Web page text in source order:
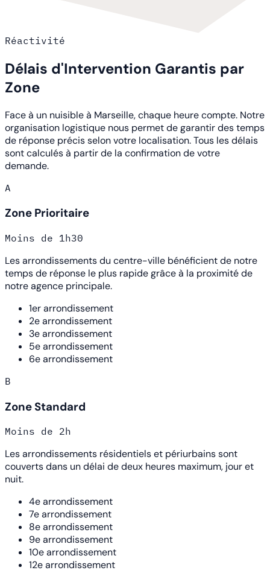
Réactivité
Délais d'Intervention Garantis par
Zone
Face à un nuisible à Marseille, chaque heure compte. Notre
organisation logistique nous permet de garantir des temps
de réponse précis selon votre localisation. Tous les délais
sont calculés à partir de la confirmation de votre
demande.
A
Zone Prioritaire
Moins de 1h30
Les arrondissements du centre-ville bénéficient de notre
temps de réponse le plus rapide grâce à la proximité de
notre agence principale.
1er arrondissement
2e arrondissement
3e arrondissement
5e arrondissement
6e arrondissement
B
Zone Standard
Moins de 2h
Les arrondissements résidentiels et périurbains sont
couverts dans un délai de deux heures maximum, jour et
nuit.
4e arrondissement
7e arrondissement
8e arrondissement
9e arrondissement
10e arrondissement
12e arrondissement